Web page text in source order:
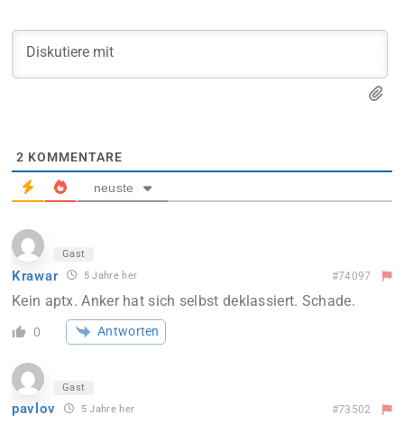
2 KOMMENTARE
neuste
Gast
Krawar 5 Jahre her #74097
Kein aptx. Anker hat sich selbst deklassiert. Schade.
0 Antworten
Gast
pavlov 5 Jahre her #73502